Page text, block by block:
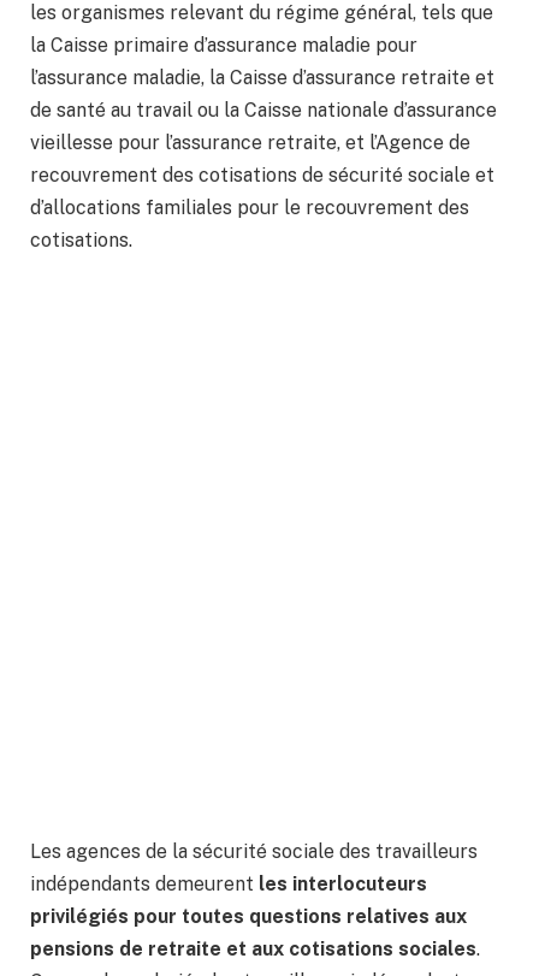
les organismes relevant du régime général, tels que
la Caisse primaire d’assurance maladie pour
l’assurance maladie, la Caisse d’assurance retraite et
de santé au travail ou la Caisse nationale d’assurance
vieillesse pour l’assurance retraite, et l’Agence de
recouvrement des cotisations de sécurité sociale et
d’allocations familiales pour le recouvrement des
cotisations.
Les agences de la sécurité sociale des travailleurs
indépendants demeurent les interlocuteurs
privilégiés pour toutes questions relatives aux
pensions de retraite et aux cotisations sociales.